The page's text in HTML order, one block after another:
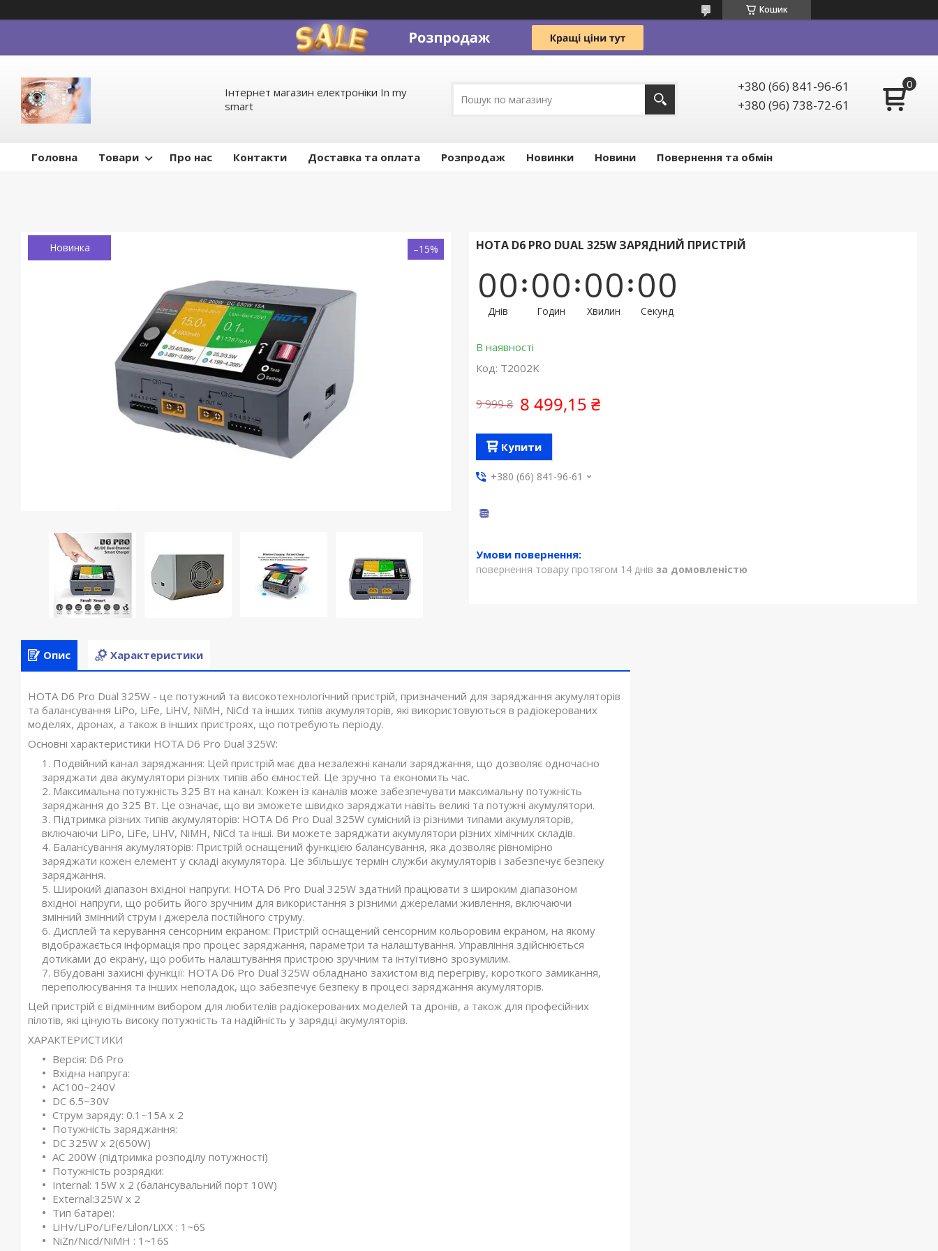
Кошик
Інтернет магазин електроніки In my
smart
+380 (66) 841-96-61
+380 (96) 738-72-61
Головна Товари Про нас Контакти Доставка та оплата Pозпродаж Новинки Новини Повернення та обмін
Новинка –15% HOTA D6 PRO DUAL 325W ЗАРЯДНИЙ ПРИСТРІЙ
00
Днів
00
Годин
00
Хвилин
00
Секунд
В наявності
Код: T2002K
9 999 ₴ 8 499,15 ₴
Купити
+380 (66) 841-96-61
повернення товару протягом 14 днів за домовленістю
Опис Характеристики
HOTA D6 Pro Dual 325W - це потужний та високотехнологічний пристрій, призначений для заряджання акумуляторів
та балансування LiPo, LiFe, LiHV, NiMH, NiCd та інших типів акумуляторів, які використовуються в радіокерованих
моделях, дронах, а також в інших пристроях, що потребують періоду.
Основні характеристики HOTA D6 Pro Dual 325W:
Подвійний канал заряджання: Цей пристрій має два незалежні канали заряджання, що дозволяє одночасно
заряджати два акумулятори різних типів або ємностей. Це зручно та економить час.
Максимальна потужність 325 Вт на канал: Кожен із каналів може забезпечувати максимальну потужність
заряджання до 325 Вт. Це означає, що ви зможете швидко заряджати навіть великі та потужні акумулятори.
Підтримка різних типів акумуляторів: HOTA D6 Pro Dual 325W сумісний із різними типами акумуляторів,
включаючи LiPo, LiFe, LiHV, NiMH, NiCd та інші. Ви можете заряджати акумулятори різних хімічних складів.
Балансування акумуляторів: Пристрій оснащений функцією балансування, яка дозволяє рівномірно
заряджати кожен елемент у складі акумулятора. Це збільшує термін служби акумуляторів і забезпечує безпеку
заряджання.
Широкий діапазон вхідної напруги: HOTA D6 Pro Dual 325W здатний працювати з широким діапазоном
вхідної напруги, що робить його зручним для використання з різними джерелами живлення, включаючи
змінний змінний струм і джерела постійного струму.
Дисплей та керування сенсорним екраном: Пристрій оснащений сенсорним кольоровим екраном, на якому
відображається інформація про процес заряджання, параметри та налаштування. Управління здійснюється
дотиками до екрану, що робить налаштування пристрою зручним та інтуїтивно зрозумілим.
Вбудовані захисні функції: HOTA D6 Pro Dual 325W обладнано захистом від перегріву, короткого замикання,
переполюсування та інших неполадок, що забезпечує безпеку в процесі заряджання акумуляторів.
Цей пристрій є відмінним вибором для любителів радіокерованих моделей та дронів, а також для професійних
пілотів, які цінують високу потужність та надійність у зарядці акумуляторів.
ХАРАКТЕРИСТИКИ
Версія: D6 Pro
Вхідна напруга:
AC100~240V
DC 6.5~30V
Струм заряду: 0.1~15A х 2
Потужність заряджання:
DC 325W х 2(650W)
AC 200W (підтримка розподілу потужності)
Потужність розрядки:
Internal: 15W x 2 (балансувальний порт 10W)
External:325W x 2
Тип батареї:
LiHv/LiPo/LiFe/Lilon/LiXX : 1~6S
NiZn/Nicd/NiMH : 1~16S